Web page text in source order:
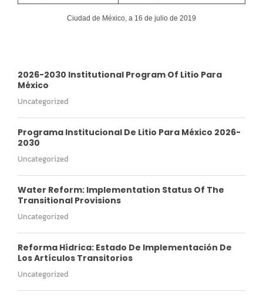
Ciudad de México, a 16 de julio de 2019
2026-2030 Institutional Program Of Litio Para
México
Uncategorized
Programa Institucional De Litio Para México 2026-
2030
Uncategorized
Water Reform: Implementation Status Of The
Transitional Provisions
Uncategorized
Reforma Hídrica: Estado De Implementación De
Los Artículos Transitorios
Uncategorized